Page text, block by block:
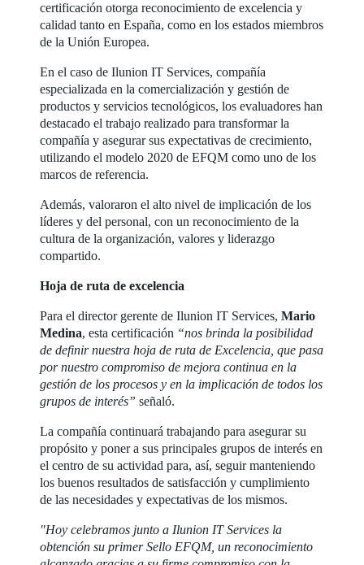
certificación otorga reconocimiento de excelencia y
calidad tanto en España, como en los estados miembros
de la Unión Europea.
En el caso de Ilunion IT Services, compañía
especializada en la comercialización y gestión de
productos y servicios tecnológicos, los evaluadores han
destacado el trabajo realizado para transformar la
compañía y asegurar sus expectativas de crecimiento,
utilizando el modelo 2020 de EFQM como uno de los
marcos de referencia.
Además, valoraron el alto nivel de implicación de los
líderes y del personal, con un reconocimiento de la
cultura de la organización, valores y liderazgo
compartido.
Hoja de ruta de excelencia
Para el director gerente de Ilunion IT Services,Mario
Medina, esta certificación “nos brinda la posibilidad
de definir nuestra hoja de ruta de Excelencia, que pasa
por nuestro compromiso de mejora continua en la
gestión de los procesos y en la implicación de todos los
grupos de interés” señaló.
La compañía continuará trabajando para asegurar su
propósito y poner a sus principales grupos de interés en
el centro de su actividad para, así, seguir manteniendo
los buenos resultados de satisfacción y cumplimiento
de las necesidades y expectativas de los mismos.
"Hoy celebramos junto a Ilunion IT Services la
obtención su primer Sello EFQM, un reconocimiento